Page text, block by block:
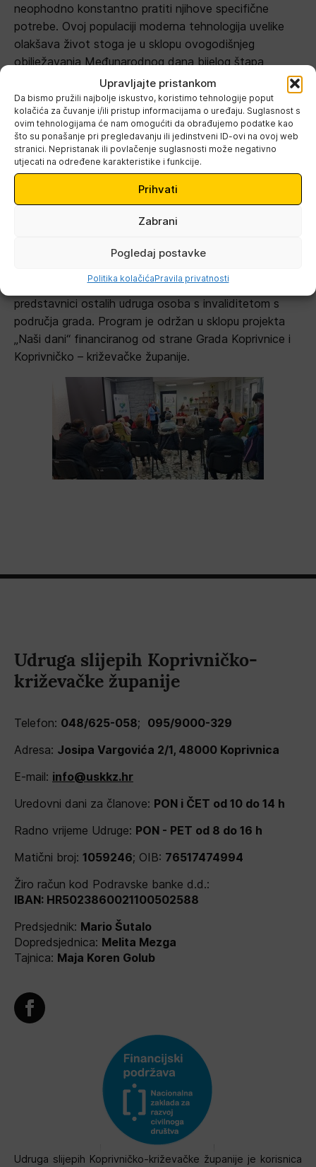
Upravljajte pristankom
Da bismo pružili najbolje iskustvo, koristimo tehnologije poput
kolačića za čuvanje i/ili pristup informacijama o uređaju. Suglasnost s
ovim tehnologijama će nam omogućiti da obrađujemo podatke kao
što su ponašanje pri pregledavanju ili jedinstveni ID-ovi na ovoj web
stranici. Nepristanak ili povlačenje suglasnosti može negativno
utjecati na određene karakteristike i funkcije.
Prihvati
Zabrani
Pogledaj postavke
Politika kolačićaPravila privatnosti
neophodno konstantno pratiti njihove specifične
potrebe. Ovoj populaciji moderna tehnologija uvelike
olakšava život stoga je u sklopu ovogodišnjeg
obilježavanja Međunarodnog dana bijelog štapa
organizirana i prezentacija najnovijih pomagala za
osobe s oštećenjem vida, od govorne kuhinjske vage,
indikatora boje, govornih mobitela i slično.
zamjenica gradonačelnika Melita Samoborec te
predstavnici ostalih udruga osoba s invaliditetom s
područja grada. Program je održan u sklopu projekta
„Naši dani“ financiranog od strane Grada Koprivnice i
Koprivničko – križevačke županije.
Udruga slijepih Koprivničko-
križevačke županije
Telefon: 048/625-058; 095/9000-329
Adresa: Josipa Vargovića 2/1, 48000 Koprivnica
E-mail: info@uskkz.hr
Uredovni dani za članove: PON i ČET od 10 do 14 h
Radno vrijeme Udruge: PON - PET od 8 do 16 h
Matični broj: 1059246; OIB: 76517474994
Žiro račun kod Podravske banke d.d.:
IBAN: HR5023860021100502588
Predsjednik: Mario Šutalo
Dopredsjednica: Melita Mezga
Tajnica: Maja Koren Golub
Udruga slijepih Koprivničko-križevačke županije je korisnica